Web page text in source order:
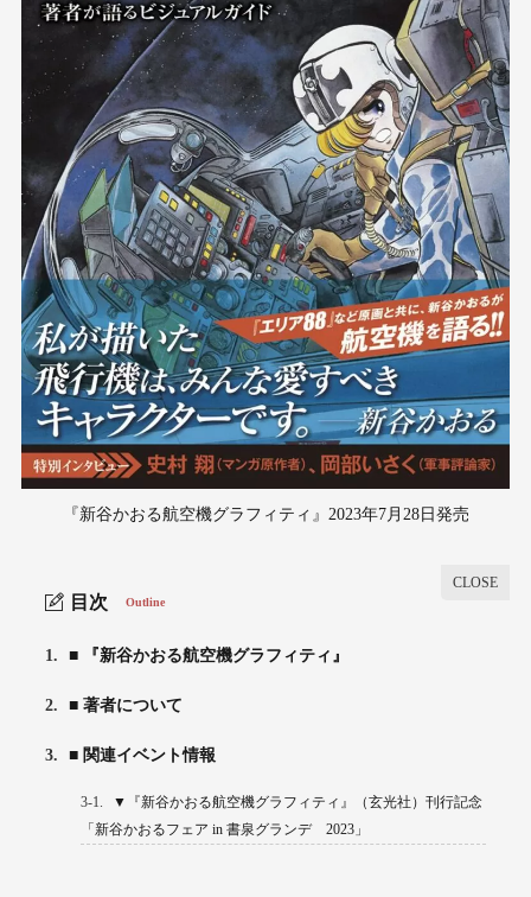
『新谷かおる航空機グラフィティ』2023年7月28日発売
目次 Outline
1. ■ 『新谷かおる航空機グラフィティ』
2. ■ 著者について
3. ■ 関連イベント情報
3-1.
▼『新谷かおる航空機グラフィティ』（玄光社）刊行記念
「新谷かおるフェア in 書泉グランデ 2023」